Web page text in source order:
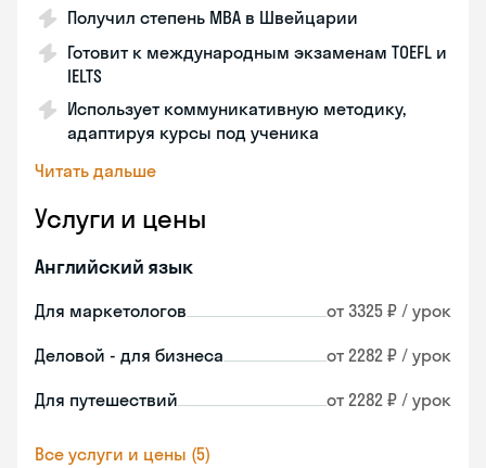
Получил степень MBA в Швейцарии
Готовит к международным экзаменам TOEFL и
IELTS
Использует коммуникативную методику,
адаптируя курсы под ученика
Читать дальше
Услуги и цены
Английский язык
Для маркетологов от 3325 ₽ / урок
Деловой - для бизнеса от 2282 ₽ / урок
Для путешествий от 2282 ₽ / урок
Все услуги и цены (5)